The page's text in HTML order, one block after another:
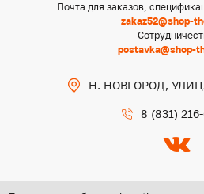
Почта для заказов,
zakaz52@shop-
postavka@shop-
Н. НОВГОРОД,
8 (831)